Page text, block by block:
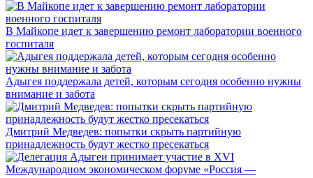
В Майкопе идет к завершению ремонт лаборатории военного
госпиталя
Адыгея поддержала детей, которым сегодня особенно нужны
внимание и забота
Дмитрий Медведев: попытки скрыть партийную
принадлежность будут жестко пресекаться